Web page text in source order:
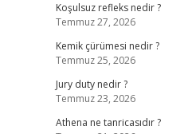
Koşulsuz refleks nedir ?
Temmuz 27, 2026
Kemik çürümesi nedir ?
Temmuz 25, 2026
Jury duty nedir ?
Temmuz 23, 2026
Athena ne tanricasıdır ?